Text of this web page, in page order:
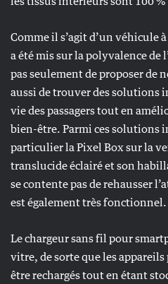
Comme il s’agit d’un véhicule
a été mis sur la polyvalence de
pas seulement de proposer de
aussi de trouver des solutions
vie des passagers tout en
bien-être. Parmi ces solutions
particulier la Pixel Box sur la
translucide éclairé et son
se contente pas de rehausser
est également très fonctionnel.
Le chargeur sans fil pour
vitre, de sorte que les
être rechargés tout en étant